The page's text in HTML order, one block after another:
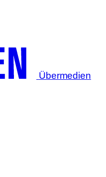
Übermedien